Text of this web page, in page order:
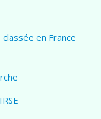
en France